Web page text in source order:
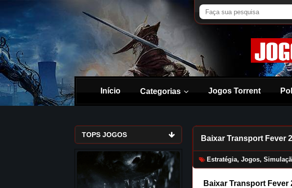
Início Categorias Jogos Torrent
TOPS JOGOS Baixar Transport Fever
Estratégia, Jogos,
Baixar Transport Fever